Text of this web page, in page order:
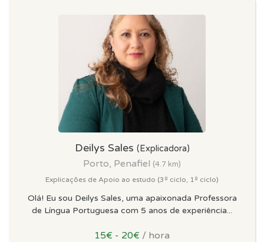
Deilys Sales (Explicadora)
Porto, Penafiel (4.7 km)
Explicações de Apoio ao estudo (3º ciclo, 1º ciclo)
Olá! Eu sou Deilys Sales, uma apaixonada Professora
de Língua Portuguesa com 5 anos de experiência...
15€ - 20€ / hora